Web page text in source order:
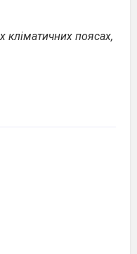
кліматичних поясах,